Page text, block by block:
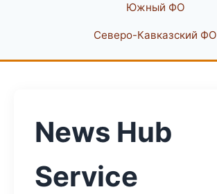
Южный ФО
Северо-Кавказский ФО
News Hub
Service